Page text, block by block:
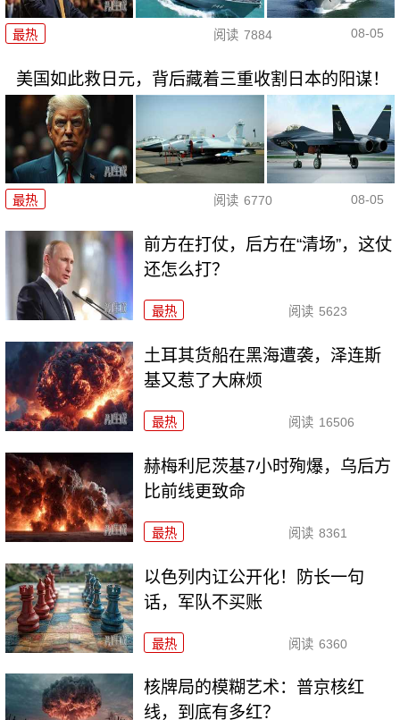
最热 阅读 7884 08-05
美国如此救日元，背后藏着三重收割日本的阳谋！
最热 阅读 6770 08-05
前方在打仗，后方在“清场”，这仗
还怎么打？
最热 阅读 5623
土耳其货船在黑海遭袭，泽连斯
基又惹了大麻烦
最热 阅读 16506
赫梅利尼茨基7小时殉爆，乌后方
比前线更致命
最热 阅读 8361
以色列内讧公开化！防长一句
话，军队不买账
最热 阅读 6360
核牌局的模糊艺术：普京核红
线，到底有多红？